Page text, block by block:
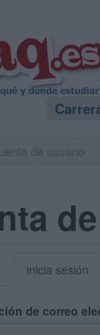
inicia sesión
de correo